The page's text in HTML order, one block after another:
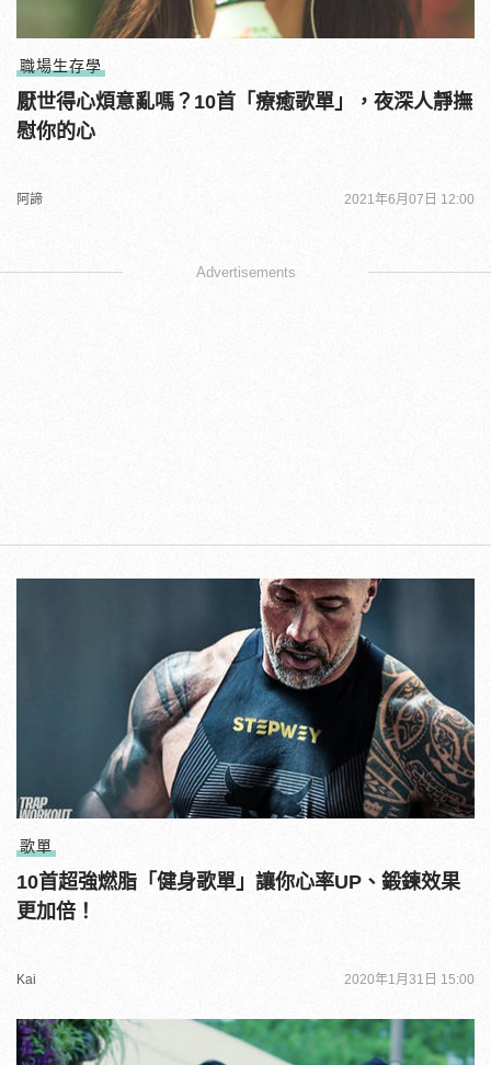
職場生存學
厭世得心煩意亂嗎？10首「療癒歌單」，夜深人靜撫
慰你的心
阿諦 2021年6月07日 12:00
Advertisements
歌單
10首超強燃脂「健身歌單」讓你心率UP、鍛鍊效果
更加倍！
Kai 2020年1月31日 15:00